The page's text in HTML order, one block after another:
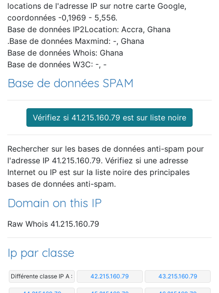
locations de l'adresse IP sur notre carte Google,
coordonnées -0,1969 - 5,556.
Base de données IP2Location: Accra, Ghana
.Base de données Maxmind: -, Ghana
Base de données Whois: Ghana
Base de données W3C: -, -
Base de données SPAM
Vérifiez si 41.215.160.79 est sur liste noire
Rechercher sur les bases de données anti-spam pour
l'adresse IP 41.215.160.79. Vérifiez si une adresse
Internet ou IP est sur la liste noire des principales
bases de données anti-spam.
Domain on this IP
Raw Whois 41.215.160.79
Ip par classe
Différente classe IP A : 42.215.160.79 43.215.160.79